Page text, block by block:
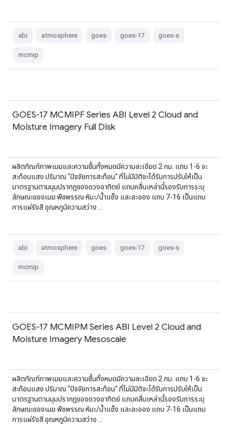
abi atmosphere goes goes-17 goes-s
mcmip
GOES-17 MCMIPF Series ABI Level 2 Cloud and
Moisture Imagery Full Disk
ผลิตภัณฑ์ภาพเมฆและความชื้นทั้งหมดมีความละเอียด 2 กม. แถบ 1-6 จะ
สะท้อนแสง ปริมาณ "ปัจจัยการสะท้อน" ที่ไม่มีมิติจะได้รับการปรับให้เป็น
มาตรฐานตามมุมปรากฏของดวงอาทิตย์ แถบคลื่นเหล่านี้รองรับการระบุ
ลักษณะของเมฆ พืชพรรณ หิมะ/น้ำแข็ง และละออง แถบ 7-16 เป็นแถบ
การแผ่รังสี อุณหภูมิความสว่าง …
abi atmosphere goes goes-17 goes-s
mcmip
GOES-17 MCMIPM Series ABI Level 2 Cloud and
Moisture Imagery Mesoscale
ผลิตภัณฑ์ภาพเมฆและความชื้นทั้งหมดมีความละเอียด 2 กม. แถบ 1-6 จะ
สะท้อนแสง ปริมาณ "ปัจจัยการสะท้อน" ที่ไม่มีมิติจะได้รับการปรับให้เป็น
มาตรฐานตามมุมปรากฏของดวงอาทิตย์ แถบคลื่นเหล่านี้รองรับการระบุ
ลักษณะของเมฆ พืชพรรณ หิมะ/น้ำแข็ง และละออง แถบ 7-16 เป็นแถบ
การแผ่รังสี อุณหภูมิความสว่าง …